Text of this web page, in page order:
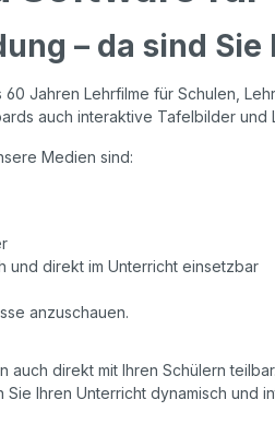
– da sind
60 Jahren Lehrfilme für Schulen,
auch interaktive Tafelbilder und
Medien sind:
und direkt im Unterricht einsetzbar
anzuschauen.
auch direkt mit Ihren Schülern
Sie Ihren Unterricht dynamisch und